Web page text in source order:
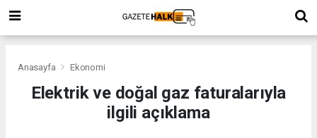
Anasayfa Ekonomi
Elektrik ve doğal gaz faturalarıyla
ilgili açıklama